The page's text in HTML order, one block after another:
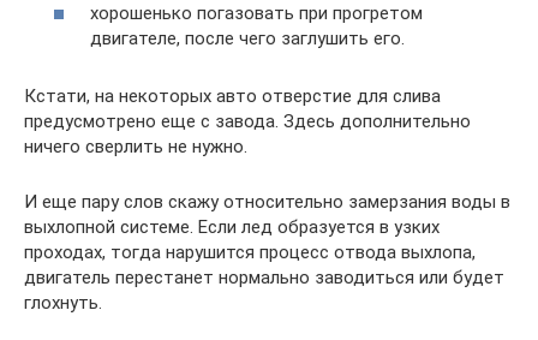
хорошенько погазовать при прогретом
двигателе, после чего заглушить его.
Кстати, на некоторых авто отверстие для слива
предусмотрено еще с завода. Здесь дополнительно
ничего сверлить не нужно.
И еще пару слов скажу относительно замерзания воды в
выхлопной системе. Если лед образуется в узких
проходах, тогда нарушится процесс отвода выхлопа,
двигатель перестанет нормально заводиться или будет
глохнуть.